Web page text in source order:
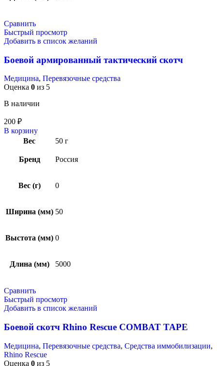
Сравнить
Быстрый просмотр
Добавить в список желаний
Боевой армированный тактический скотч
Медицина, Перевязочные средства
Оценка 0 из 5
В наличии
200 ₽
В корзину
Вес
50 г
Бренд Россия
Вес (г) 0
Ширина (мм) 50
Выстота (мм) 0
Длина (мм) 5000
Сравнить
Быстрый просмотр
Добавить в список желаний
Боевой скотч Rhino Rescue COMBAT TAPE
Медицина, Перевязочные средства, Средства иммобилизации,
Rhino Rescue
Оценка 0 из 5